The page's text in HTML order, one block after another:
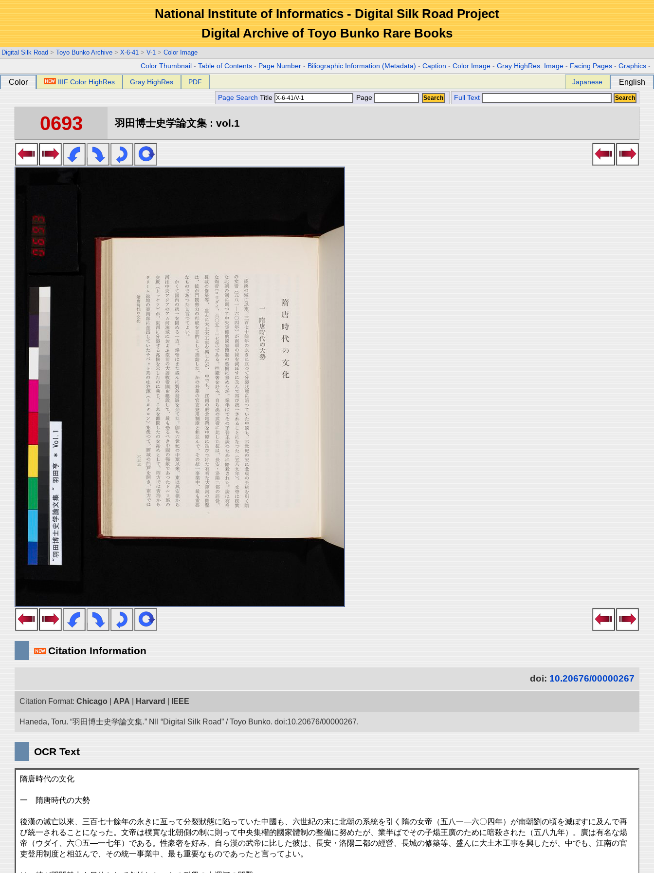
National Institute of Informatics - Digital Silk Road Project
Digital Archive of Toyo Bunko Rare Books
Digital Silk Road > Toyo Bunko Archive > X-6-41 > V-1 > Color Image
Color Thumbnail -Table of Contents - Page Number - Biliographic Information (Metadata) -Caption -Color Image -Gray HighRes. Image - Facing Pages -Graphics -
Color IIIF Color HighRes Gray HighRes PDF Japanese English
Page Search Title Page Full Text
0693 羽田博士史学論文集 : vol.1
Citation Information
doi: 10.20676/00000267
Citation Format: Chicago APA Harvard IEEE
Haneda, Toru. “羽田博士史学論文集.” NII “Digital Silk Road” / Toyo Bunko. doi:10.20676/00000267.
OCR Text
隋唐時代の文化
一 隋唐時代の大勢
後漢の滅亡以來、三百七十餘年の永きに亙って分裂狀態に陷っていた中國も、六世紀の末に北朝の系統を引く隋の女帝（五八一―六〇四年）が南朝劉の頃を滅ぼすに及んで再
び統一されることになった。文帝は樸實な北朝側の制に則って中央集權的國家體制の整備に努めたが、業半ばでその子煬王廣のために暗殺された（五八九年）。廣は有名な煬
帝（ウダイ、六〇五―一七年）である。性豪奢を好み、自ら漢の武帝に比した彼は、長安・洛陽二都の經營、長城の修築等、盛んに大土木工事を興したが、中でも、江南の官
吏登用制度と相並んで、その統一事業中、最も重要なものであったと言ってよい。